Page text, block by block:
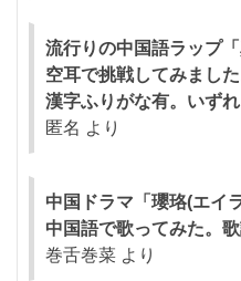
流行りの中国語ラップ
空耳で挑戦してみまし
漢字ふりがな有。いず
匿名 より
中国ドラマ「瓔珞(エイ
中国語で歌ってみた。
巻舌巻菜 より